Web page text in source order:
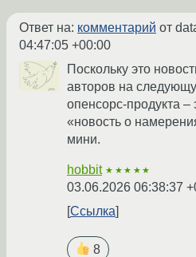
Ответ на: комментарий от
04:47:05 +00:00
Поскольку это
авторов на
опенсорс-продукта –
«новость о
мини.
hobbit ★★★★★
03.06.2026 06:38:37
Ссылка
8